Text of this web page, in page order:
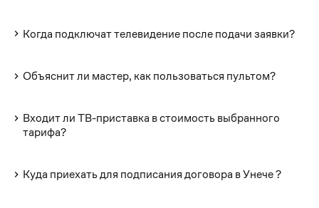
Когда подключат телевидение после подачи заявки?
Объяснит ли мастер, как пользоваться пультом?
Входит ли ТВ-приставка в стоимость выбранного
тарифа?
Куда приехать для подписания договора в Унече ?